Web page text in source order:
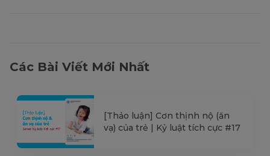
Các Bài Viết Mới Nhất
[Thảo luận] Cơn thịnh nộ (ăn
vạ) của trẻ | Kỷ luật tích cực #17